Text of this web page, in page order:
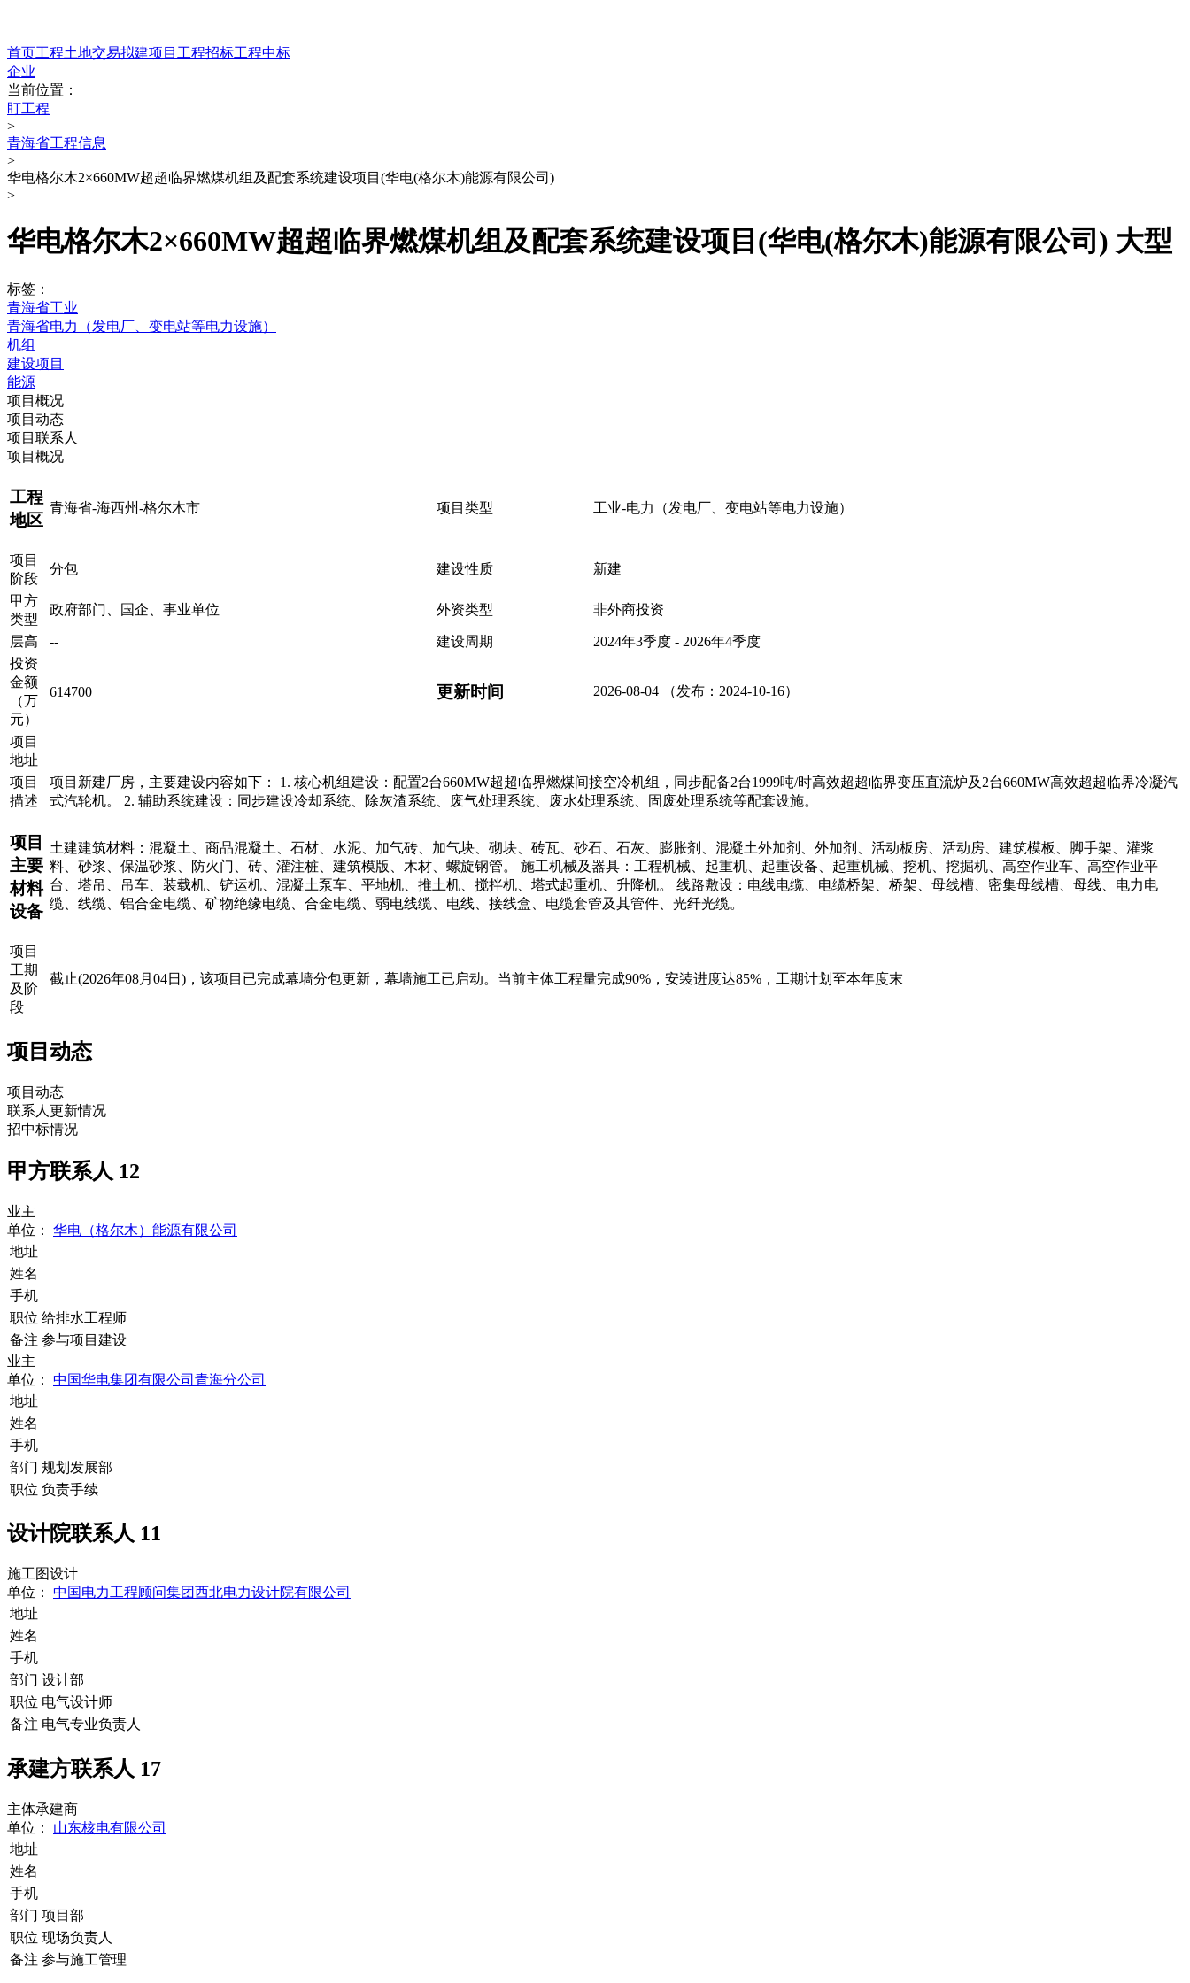
首页工程土地交易拟建项目 工程招标工程中标
企业
当前位置：
盯工程
>
青海省工程信息
>
华电格尔木2×660MW超超临界燃煤机组及配套系统建设项目(华电(格尔木)能源有限公司)
>
华电格尔木2×660MW超超临界燃煤机组及配套系统建设项目(华电(格尔木)能源有限公司) 大型
标签：
青海省工业
青海省电力（发电厂、变电站等电力设施）
机组
建设项目
能源
项目概况
项目动态
项目联系人
项目概况
工程
地区
青海省-海西州-格尔木市 项目类型 工业-电力（发电厂、变电站等电力设施）
项目
阶段
分包 建设性质 新建
甲方
类型
政府部门、国企、事业单位 外资类型 非外商投资
层高 -- 建设周期
2024年3季度 - 2026年4季度
投资
金额
（万
元）
614700 更新时间 2026-08-04 （发布：2024-10-16）
项目
地址
项目
描述
项目新建厂房，主要建设内容如下： 1. 核心机组建设：配置2台660MW超超临界燃煤间接空冷机组，同步配备2台1999吨/时高效超超临界变压直流炉及2台660MW高效超超临界冷凝汽
式汽轮机。 2. 辅助系统建设：同步建设冷却系统、除灰渣系统、废气处理系统、废水处理系统、固废处理系统等配套设施。
项目
主要
材料
设备
土建建筑材料：混凝土、商品混凝土、石材、水泥、加气砖、加气块、砌块、砖瓦、砂石、石灰、膨胀剂、混凝土外加剂、外加剂、活动板房、活动房、建筑模板、脚手架、灌浆
料、砂浆、保温砂浆、防火门、砖、灌注桩、建筑模版、木材、螺旋钢管。 施工机械及器具：工程机械、起重机、起重设备、起重机械、挖机、挖掘机、高空作业车、高空作业平
台、塔吊、吊车、装载机、铲运机、混凝土泵车、平地机、推土机、搅拌机、塔式起重机、升降机。 线路敷设：电线电缆、电缆桥架、桥架、母线槽、密集母线槽、母线、电力电
缆、线缆、铝合金电缆、矿物绝缘电缆、合金电缆、弱电线缆、电线、接线盒、电缆套管及其管件、光纤光缆。
项目
工期
及阶
段
截止(2026年08月04日)，该项目已完成幕墙分包更新，幕墙施工已启动。当前主体工程量完成90%，安装进度达85%，工期计划至本年度末
项目动态
项目动态
联系人更新情况
招中标情况
甲方联系人 12
业主
单位： 华电（格尔木）能源有限公司
地址
姓名
手机
职位 给排水工程师
备注 参与项目建设
业主
单位： 中国华电集团有限公司青海分公司
地址
姓名
手机
部门 规划发展部
职位 负责手续
设计院联系人 11
施工图设计
单位： 中国电力工程顾问集团西北电力设计院有限公司
地址
姓名
手机
部门 设计部
职位 电气设计师
备注 电气专业负责人
承建方联系人 17
主体承建商
单位： 山东核电有限公司
地址
姓名
手机
部门 项目部
职位 现场负责人
备注 参与施工管理